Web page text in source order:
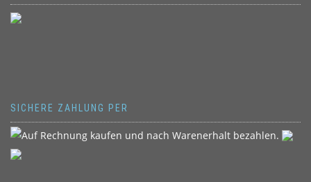
SICHERE ZAHLUNG PER